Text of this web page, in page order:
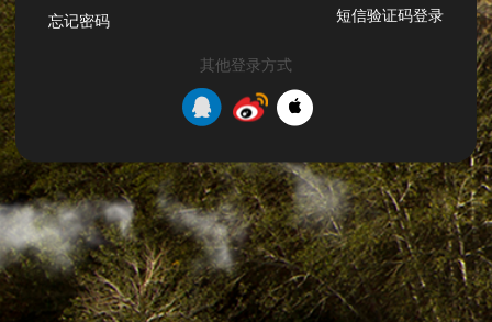
忘记密码 短信验证码登录
其他登录方式